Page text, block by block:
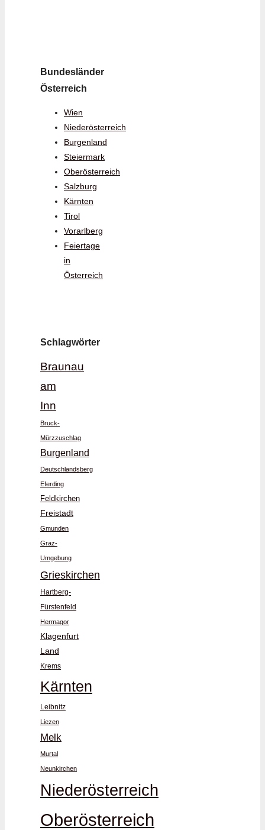
Bundesländer
Österreich
Wien
Niederösterreich
Burgenland
Steiermark
Oberösterreich
Salzburg
Kärnten
Tirol
Vorarlberg
Feiertage
in
Österreich
Schlagwörter
Braunau
am
Inn
Bruck-
Mürzzuschlag
Burgenland
Deutschlandsberg
Eferding
Feldkirchen
Freistadt
Gmunden
Graz-
Umgebung
Grieskirchen
Hartberg-
Fürstenfeld
Hermagor
Klagenfurt
Land
Krems
Kärnten
Leibnitz
Liezen
Melk
Murtal
Neunkirchen
Niederösterreich
Oberösterreich